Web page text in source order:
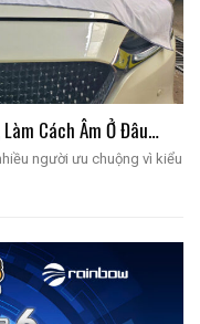
Cách Âm Ở Đâu…
người ưu chuộng vì kiểu